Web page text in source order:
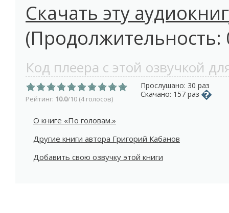
Скачать эту
(Продолжительность:
Код плеера с этой озвучкой
Рейтинг: 10.0/10 (4 голосов)
Прослушано: 30 раз
Скачано: 157 раз
О книге «По головам.»
Другие книги автора Григорий Кабанов
Добавить свою озвучку этой книги